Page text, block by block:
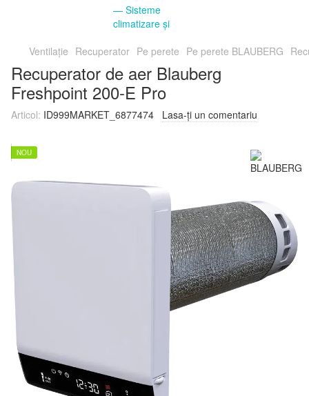
Ventilație Recuperator Pe perete Pe perete BLAUBERG
Recuperator de aer Blauberg
Freshpoint 200-E Pro
Articol: ID999MARKET_6877474 Lasa-ți un comentariu
NOU